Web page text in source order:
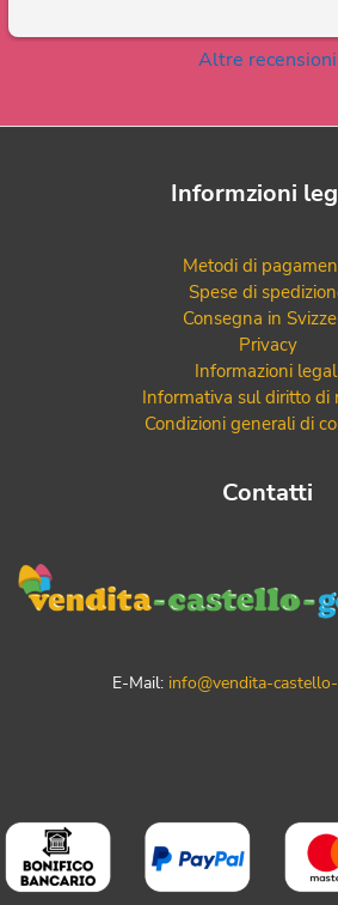
Altre recensioni
Informzioni
Metodi di
Spese di
Consegna in
Privacy
Informazioni
Informativa sul diritto di
Condizioni generali di
Contatti
E-Mail: info@vendita-